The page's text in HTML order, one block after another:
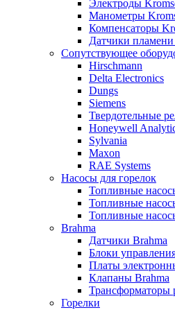
Электроды
Манометры
Компенсаторы
Датчики
Сопутствующее
Hirschmann
Delta Electronics
Dungs
Siemens
Твердотельные
Honeywell
Sylvania
Maxon
RAE Systems
Насосы для горелок
Топливные
Топливные
Топливные
Brahma
Датчики Brahma
Блоки
Платы
Клапаны Brahma
Трансформаторы
Горелки